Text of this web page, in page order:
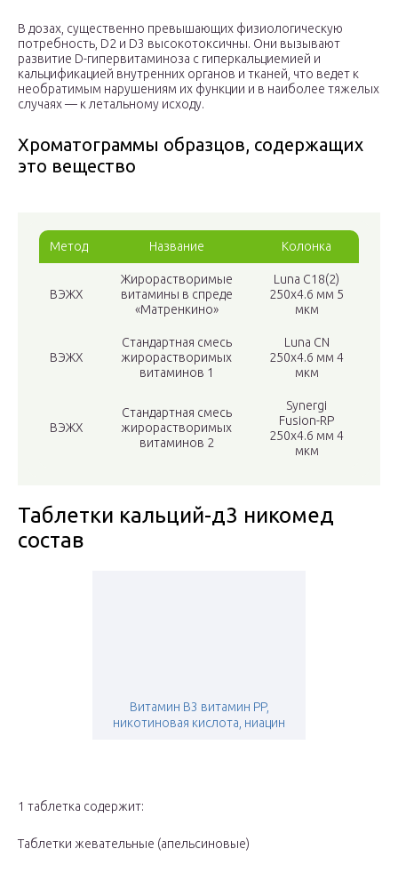
В дозах, существенно превышающих физиологическую
потребность, D2 и D3 высокотоксичны. Они вызывают
развитие D-гипервитаминоза с гиперкальциемией и
кальцификацией внутренних органов и тканей, что ведет к
необратимым нарушениям их функции и в наиболее тяжелых
случаях — к летальному исходу.
Хроматограммы образцов, содержащих
это вещество
Метод Название Колонка
ВЭЖХ
Жирорастворимые
витамины в спреде
«Матренкино»
Luna C18(2)
250х4.6 мм 5
мкм
ВЭЖХ
Стандартная смесь
жирорастворимых
витаминов 1
Luna CN
250х4.6 мм 4
мкм
ВЭЖХ
Стандартная смесь
жирорастворимых
витаминов 2
Synergi
Fusion-RP
250х4.6 мм 4
мкм
Таблетки кальций-д3 никомед
состав
Витамин B3 витамин PP,
никотиновая кислота, ниацин
1 таблетка содержит:
Таблетки жевательные (апельсиновые)